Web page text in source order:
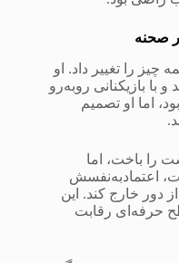
صحنه
چیز را تغییر داد. او
با بازیکنانی روبه‌رو
اما او تصمیم
را باخت، اما
اعتمادبه‌نفسش
دور خارج کند. این
حرفه‌ای رقابت